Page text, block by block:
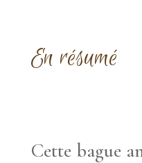
En résumé
Cette bague